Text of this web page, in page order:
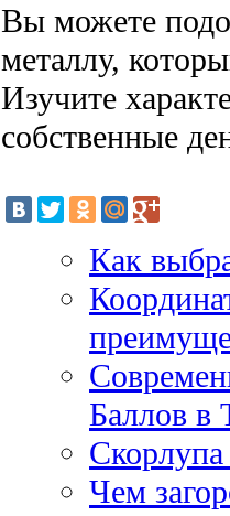
Вы можете
металлу,
Изучите
собственные
Как
Баллов в
Чем